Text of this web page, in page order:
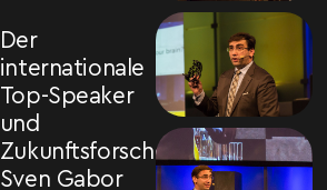
Der
internationale
Top-Speaker
und
Zukunftsforscher
Sven Gabor